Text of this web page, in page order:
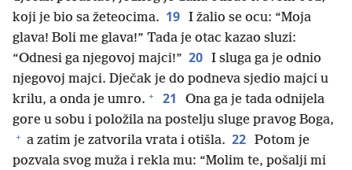
koji je bio sa žeteocima. 19 I žalio se ocu: “Moja
glava! Boli me glava!” Tada je otac kazao sluzi:
“Odnesi ga njegovoj majci!” 20 I sluga ga je odnio
njegovoj majci. Dječak je do podneva sjedio majci u
krilu, a onda je umro. + 21
Ona ga je tada odnijela
gore u sobu i položila na postelju sluge pravog Boga,
+ a zatim je zatvorila vrata i otišla. 22 Potom je
pozvala svog muža i rekla mu: “Molim te, pošalji mi